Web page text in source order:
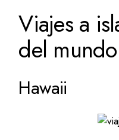
Viajes a
del mundo
Hawaii